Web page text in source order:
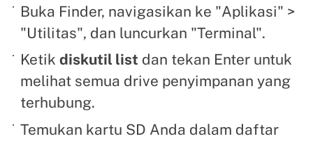
Buka Finder, navigasikan ke "Aplikasi" >
"Utilitas", dan luncurkan "Terminal".
Ketikdiskutil list dan tekan Enter untuk
melihat semua drive penyimpanan yang
terhubung.
Temukan kartu SD Anda dalam daftar